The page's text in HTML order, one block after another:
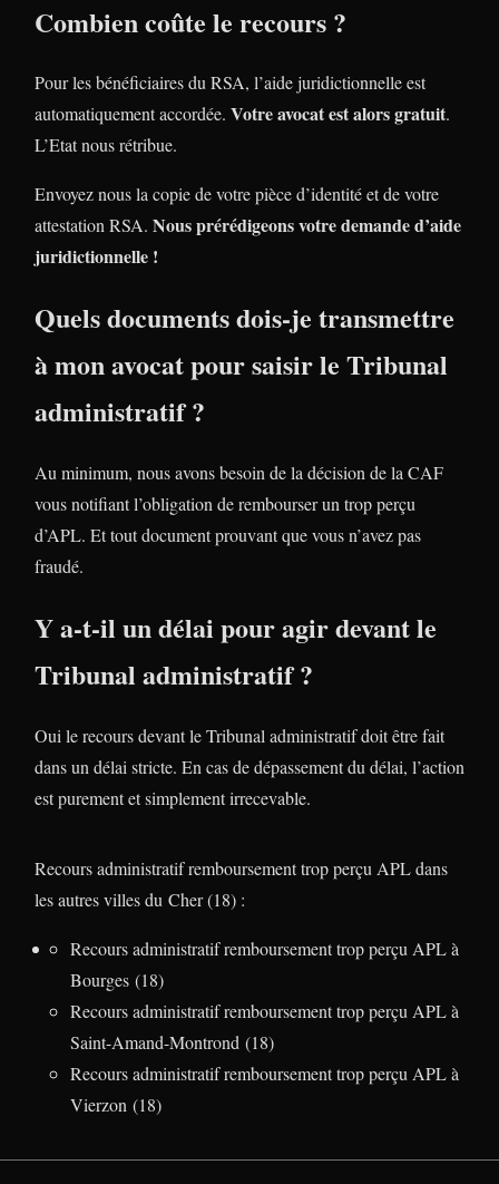
Combien coûte le recours ?
Pour les bénéficiaires du RSA, l’aide juridictionnelle est
automatiquement accordée. Votre avocat est alors gratuit.
L’Etat nous rétribue.
Envoyez nous la copie de votre pièce d’identité et de votre
attestation RSA. Nous prérédigeons votre demande d’aide
juridictionnelle !
Quels documents dois-je transmettre
à mon avocat pour saisir le Tribunal
administratif ?
Au minimum, nous avons besoin de la décision de la CAF
vous notifiant l’obligation de rembourser un trop perçu
d’APL. Et tout document prouvant que vous n’avez pas
fraudé.
Y a-t-il un délai pour agir devant le
Tribunal administratif ?
Oui le recours devant le Tribunal administratif doit être fait
dans un délai stricte. En cas de dépassement du délai, l’action
est purement et simplement irrecevable.
Recours administratif remboursement trop perçu APL dans
les autres villes du Cher (18) :
Recours administratif remboursement trop perçu APL à
Bourges (18)
Recours administratif remboursement trop perçu APL à
Saint-Amand-Montrond (18)
Recours administratif remboursement trop perçu APL à
Vierzon (18)